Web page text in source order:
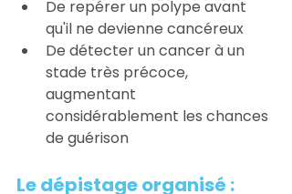
De repérer un polype avant
qu'il ne devienne cancéreux
De détecter un cancer à un
stade très précoce,
augmentant
considérablement les chances
de guérison
Le dépistage organisé :